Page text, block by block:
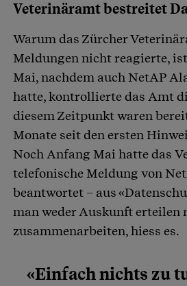
Veterinäramt bestreitet
Warum das Zürcher
Meldungen nicht reagierte,
Mai, nachdem auch NetAP
hatte, kontrollierte das Amt
diesem Zeitpunkt waren
Monate seit den ersten
Noch Anfang Mai hatte das
telefonische Meldung von
beantwortet – aus
man weder Auskunft erteilen
zusammenarbeiten, hiess es.
«Einfach nichts zu